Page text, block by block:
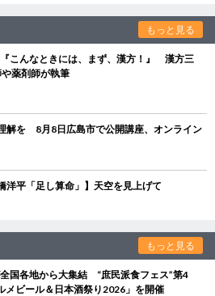
もっと見る
こんなときには、まず、漢方！』 漢方三
薬剤師が執筆
解を 8月8日広島市で公開講座、オンライン
洋平「足し算命」】天空を見上げて
もっと見る
国各地から大集結 “庶民派食フェス”第4
メビール＆日本酒祭り2026」を開催